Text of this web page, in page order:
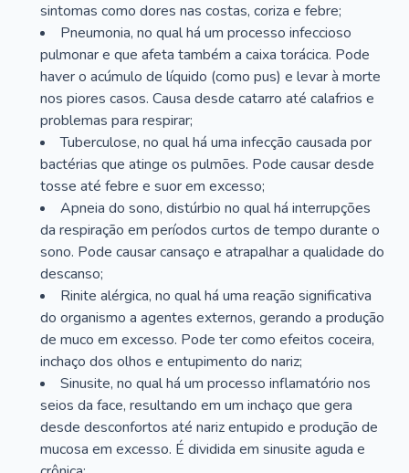
sintomas como dores nas costas, coriza e febre;
Pneumonia, no qual há um processo infeccioso
pulmonar e que afeta também a caixa torácica. Pode
haver o acúmulo de líquido (como pus) e levar à morte
nos piores casos. Causa desde catarro até calafrios e
problemas para respirar;
Tuberculose, no qual há uma infecção causada por
bactérias que atinge os pulmões. Pode causar desde
tosse até febre e suor em excesso;
Apneia do sono, distúrbio no qual há interrupções
da respiração em períodos curtos de tempo durante o
sono. Pode causar cansaço e atrapalhar a qualidade do
descanso;
Rinite alérgica, no qual há uma reação significativa
do organismo a agentes externos, gerando a produção
de muco em excesso. Pode ter como efeitos coceira,
inchaço dos olhos e entupimento do nariz;
Sinusite, no qual há um processo inflamatório nos
seios da face, resultando em um inchaço que gera
desde desconfortos até nariz entupido e produção de
mucosa em excesso. É dividida em sinusite aguda e